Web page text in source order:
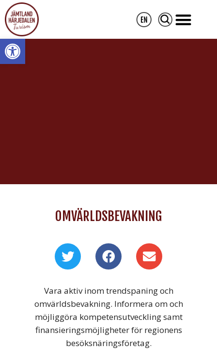
Open toolbar
OMVÄRLDSBEVAKNING
Vara aktiv inom trendspaning och
omvärldsbevakning. Informera om och
möjliggöra kompetensutveckling samt
finansieringsmöjligheter för regionens
besöksnäringsföretag.